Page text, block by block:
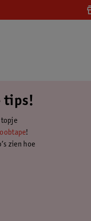
tips!
topje
!
zien hoe